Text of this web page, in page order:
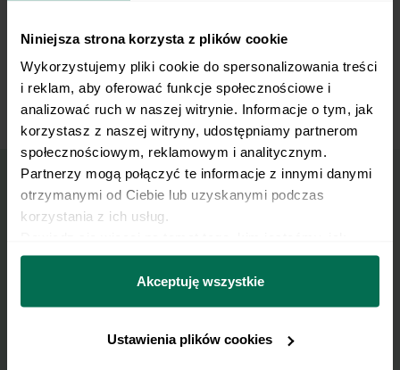
Niniejsza strona korzysta z plików cookie
Wykorzystujemy pliki cookie do spersonalizowania treści
i reklam, aby oferować funkcje społecznościowe i
analizować ruch w naszej witrynie. Informacje o tym, jak
korzystasz z naszej witryny, udostępniamy partnerom
społecznościowym, reklamowym i analitycznym.
Partnerzy mogą połączyć te informacje z innymi danymi
otrzymanymi od Ciebie lub uzyskanymi podczas
korzystania z ich usług.
można się z nami skontaktować i w jaki sposób
przetwarzamy dane osobowe w ramach
prywatności.
Akceptuję wszystkie
Ustawienia plików cookies
8
(szpinak z tofu) i składamy go na pół lub
zawijamy w rulon. Naleśniki podajemy z sosem
jogurtowym.
Wyślij przepis na e-mail
Nasze najlepsze przepisy, prosto na Twoja
skrzynkę e-mail.
Zapisz się do naszego Newslettera